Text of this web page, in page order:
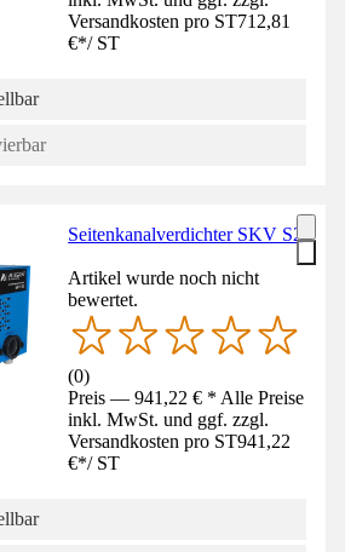
Versandkosten pro ST712,81
€*/ ST
Seitenkanalverdichter SKV S2
Artikel wurde noch nicht
bewertet.
(0)
Preis — 941,22 € * Alle Preise
inkl. MwSt. und ggf. zzgl.
Versandkosten pro ST941,22
€*/ ST